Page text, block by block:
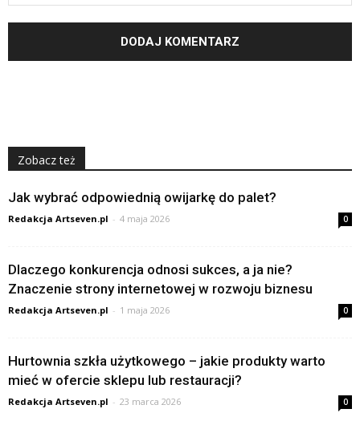
Zobacz też
Jak wybrać odpowiednią owijarkę do palet?
Redakcja Artseven.pl - 4 maja 2026 0
Dlaczego konkurencja odnosi sukces, a ja nie?
Znaczenie strony internetowej w rozwoju biznesu
Redakcja Artseven.pl - 1 maja 2026 0
Hurtownia szkła użytkowego – jakie produkty warto
mieć w ofercie sklepu lub restauracji?
Redakcja Artseven.pl - 23 marca 2026 0